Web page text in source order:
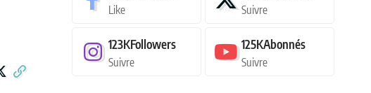
Like Suivre
123KFollowers
Suivre
125KAbonnés
Suivre